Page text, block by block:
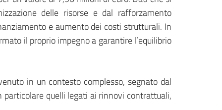
delle risorse e dal rafforzamento
e aumento dei costi strutturali. In
il proprio impegno a garantire l’equilibrio
in un contesto complesso, segnato dal
quelli legati ai rinnovi contrattuali,